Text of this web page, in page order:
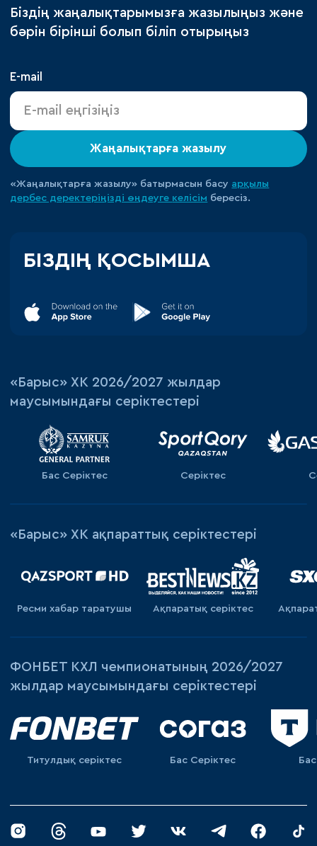
Біздің жаңалықтарымызға жазылыңыз және
бәрін бірінші болып біліп отырыңыз
E-mail
Жаңалықтарға жазылу
«Жаңалықтарға жазылу» батырмасын басу арқылы
дербес деректеріңізді өңдеуге келісім бересіз.
БІЗДІҢ ҚОСЫМША
«‎Барыс»‎ ХК 2026/2027 жылдар
маусымындағы серіктестері
Бас Серіктес Серіктес
«Барыс» ХК ақпараттық серіктестері
Ресми хабар таратушы Ақпаратық серiктес
ФОНБЕТ КХЛ чемпионатының 2026/2027
жылдар маусымындағы серіктестері
Титулдық серіктес Бас Серіктес